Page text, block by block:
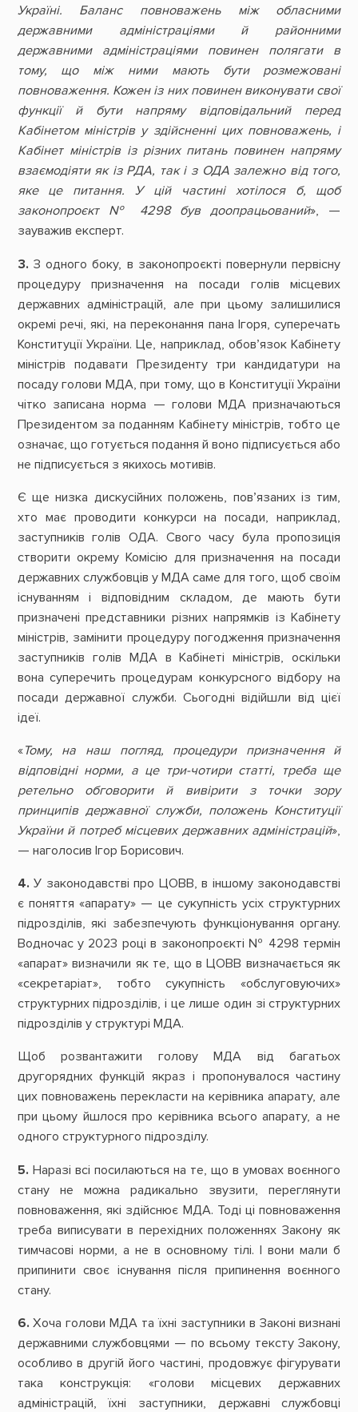
Україні. Баланс повноважень між обласними
державними адміністраціями й районними
державними адміністраціями повинен полягати в
тому, що між ними мають бути розмежовані
повноваження. Кожен із них повинен виконувати свої
функції й бути напряму відповідальний перед
Кабінетом міністрів у здійсненні цих повноважень, і
Кабінет міністрів із різних питань повинен напряму
взаємодіяти як із РДА, так і з ОДА залежно від того,
яке це питання. У цій частині хотілося б, щоб
законопроєкт № 4298 був доопрацьований», —
зауважив експерт.
3. З одного боку, в законопроєкті повернули первісну
процедуру призначення на посади голів місцевих
державних адміністрацій, але при цьому залишилися
окремі речі, які, на переконання пана Ігоря, суперечать
Конституції України. Це, наприклад, обов’язок Кабінету
міністрів подавати Президенту три кандидатури на
посаду голови МДА, при тому, що в Конституції України
чітко записана норма — голови МДА призначаються
Президентом за поданням Кабінету міністрів, тобто це
означає, що готується подання й воно підписується або
не підписується з якихось мотивів.
Є ще низка дискусійних положень, пов’язаних із тим,
хто має проводити конкурси на посади, наприклад,
заступників голів ОДА. Свого часу була пропозиція
створити окрему Комісію для призначення на посади
державних службовців у МДА саме для того, щоб своїм
існуванням і відповідним складом, де мають бути
призначені представники різних напрямків із Кабінету
міністрів, замінити процедуру погодження призначення
заступників голів МДА в Кабінеті міністрів, оскільки
вона суперечить процедурам конкурсного відбору на
посади державної служби. Сьогодні відійшли від цієї
ідеї.
«Тому, на наш погляд, процедури призначення й
відповідні норми, а це три-чотири статті, треба ще
ретельно обговорити й вивірити з точки зору
принципів державної служби, положень Конституції
України й потреб місцевих державних адміністрацій»,
— наголосив Ігор Борисович.
4. У законодавстві про ЦОВВ, в іншому законодавстві
є поняття «апарату» — це сукупність усіх структурних
підрозділів, які забезпечують функціонування органу.
Водночас у 2023 році в законопроєкті № 4298 термін
«апарат» визначили як те, що в ЦОВВ визначається як
«секретаріат», тобто сукупність «обслуговуючих»
структурних підрозділів, і це лише один зі структурних
підрозділів у структурі МДА.
Щоб розвантажити голову МДА від багатьох
другорядних функцій якраз і пропонувалося частину
цих повноважень перекласти на керівника апарату, але
при цьому йшлося про керівника всього апарату, а не
одного структурного підрозділу.
5. Наразі всі посилаються на те, що в умовах воєнного
стану не можна радикально звузити, переглянути
повноваження, які здійснює МДА. Тоді ці повноваження
треба виписувати в перехідних положеннях Закону як
тимчасові норми, а не в основному тілі. І вони мали б
припинити своє існування після припинення воєнного
стану.
6. Хоча голови МДА та їхні заступники в Законі визнані
державними службовцями — по всьому тексту Закону,
особливо в другій його частині, продовжує фігурувати
така конструкція: «голови місцевих державних
адміністрацій, їхні заступники, державні службовці